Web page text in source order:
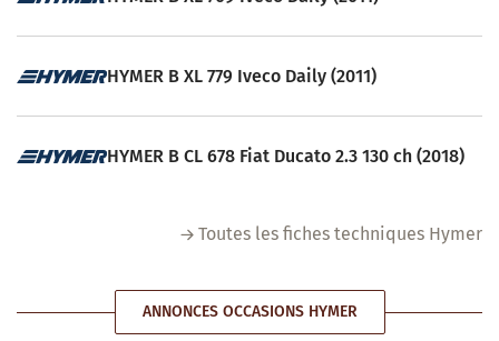
HYMER B XL 779 Iveco Daily (2011)
HYMER B CL 678 Fiat Ducato 2.3 130 ch (2018)
Toutes les fiches techniques Hymer
ANNONCES OCCASIONS HYMER